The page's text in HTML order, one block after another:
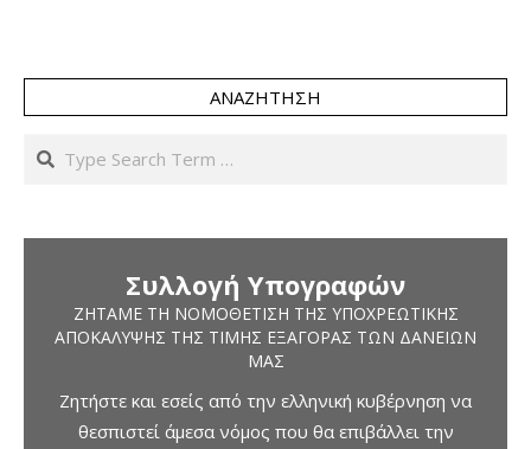
ΑΝΑΖΉΤΗΣΗ
Search
Συλλογή Υπογραφών
ΖΗΤΆΜΕ ΤΗ ΝΟΜΟΘΈΤΙΣΗ ΤΗΣ ΥΠΟΧΡΕΩΤΙΚΉΣ
ΑΠΟΚΆΛΥΨΗΣ ΤΗΣ ΤΙΜΉΣ ΕΞΑΓΟΡΆΣ ΤΩΝ ΔΑΝΕΊΩΝ
ΜΑΣ
Ζητήστε και εσείς από την ελληνική κυβέρνηση να
θεσπιστεί άμεσα νόμος που θα επιβάλλει την